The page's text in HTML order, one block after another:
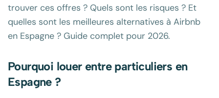
trouver ces offres ? Quels sont les risques ? Et
quelles sont les meilleures alternatives à Airbnb
en Espagne ? Guide complet pour 2026.
Pourquoi louer entre particuliers en
Espagne ?